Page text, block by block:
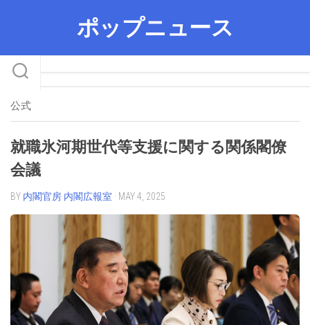
ポップニュース
公式
就職氷河期世代等支援に関する関係閣僚
会議
BY 内閣官房 内閣広報室 · MAY 4, 2025